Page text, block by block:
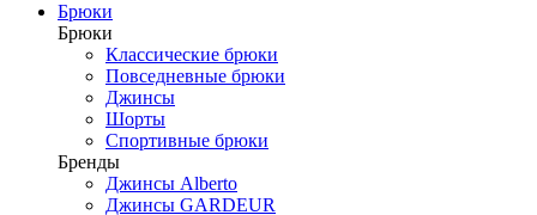
Брюки
Брюки
Классические брюки
Повседневные брюки
Джинсы
Шорты
Спортивные брюки
Бренды
Джинсы Alberto
Джинсы GARDEUR